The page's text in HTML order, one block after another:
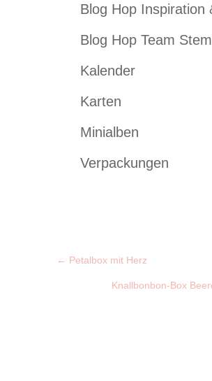
Blog Hop Inspiration
Blog Hop Team
Kalender
Karten
Minialben
Verpackungen
← Petalbox mit Herz
Knallbonbon-Box